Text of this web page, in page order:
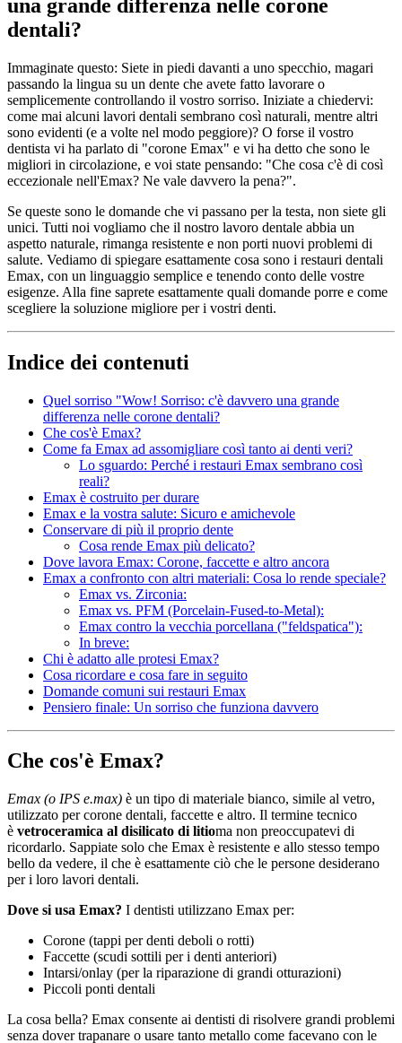
una grande differenza nelle corone
dentali?
Immaginate questo: Siete in piedi davanti a uno specchio, magari
passando la lingua su un dente che avete fatto lavorare o
semplicemente controllando il vostro sorriso. Iniziate a chiedervi:
come mai alcuni lavori dentali sembrano così naturali, mentre altri
sono evidenti (e a volte nel modo peggiore)? O forse il vostro
dentista vi ha parlato di "corone Emax" e vi ha detto che sono le
migliori in circolazione, e voi state pensando: "Che cosa c'è di così
eccezionale nell'Emax? Ne vale davvero la pena?".
Se queste sono le domande che vi passano per la testa, non siete gli
unici. Tutti noi vogliamo che il nostro lavoro dentale abbia un
aspetto naturale, rimanga resistente e non porti nuovi problemi di
salute. Vediamo di spiegare esattamente cosa sono i restauri dentali
Emax, con un linguaggio semplice e tenendo conto delle vostre
esigenze. Alla fine saprete esattamente quali domande porre e come
scegliere la soluzione migliore per i vostri denti.
Indice dei contenuti
Quel sorriso "Wow! Sorriso: c'è davvero una grande
differenza nelle corone dentali?
Che cos'è Emax?
Come fa Emax ad assomigliare così tanto ai denti veri?
Lo sguardo: Perché i restauri Emax sembrano così
reali?
Emax è costruito per durare
Emax e la vostra salute: Sicuro e amichevole
Conservare di più il proprio dente
Cosa rende Emax più delicato?
Dove lavora Emax: Corone, faccette e altro ancora
Emax a confronto con altri materiali: Cosa lo rende speciale?
Emax vs. Zirconia:
Emax vs. PFM (Porcelain-Fused-to-Metal):
Emax contro la vecchia porcellana ("feldspatica"):
In breve:
Chi è adatto alle protesi Emax?
Cosa ricordare e cosa fare in seguito
Domande comuni sui restauri Emax
Pensiero finale: Un sorriso che funziona davvero
Che cos'è Emax?
Emax (o IPS e.max) è un tipo di materiale bianco, simile al vetro,
utilizzato per corone dentali, faccette e altro. Il termine tecnico
è vetroceramica al disilicato di litioma non preoccupatevi di
ricordarlo. Sappiate solo che Emax è resistente e allo stesso tempo
bello da vedere, il che è esattamente ciò che le persone desiderano
per i loro lavori dentali.
Dove si usa Emax? I dentisti utilizzano Emax per:
Corone (tappi per denti deboli o rotti)
Faccette (scudi sottili per i denti anteriori)
Intarsi/onlay (per la riparazione di grandi otturazioni)
Piccoli ponti dentali
La cosa bella? Emax consente ai dentisti di risolvere grandi problemi
senza dover trapanare o usare tanto metallo come facevano con le